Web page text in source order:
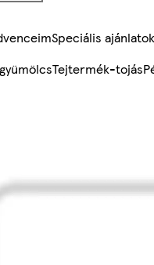
Speciális ajánlatok
Tejtermék-tojás